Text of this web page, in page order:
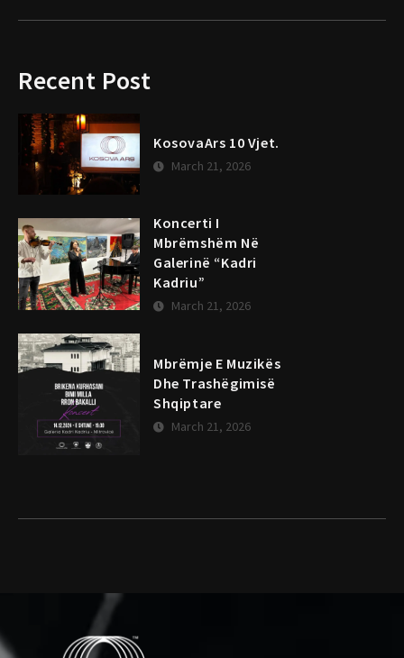
Recent Post
KosovaArs 10 Vjet.
March 21, 2026
Koncerti I
Mbrëmshëm Në
Galerinë “Kadri
Kadriu”
March 21, 2026
Mbrëmje E Muzikës
Dhe Trashëgimisë
Shqiptare
March 21, 2026